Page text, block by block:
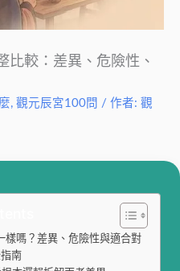
比較：差異、危險性、
, 觀元辰宮100問 / 作者: 觀
樣嗎？差異、危險性與適合對
南